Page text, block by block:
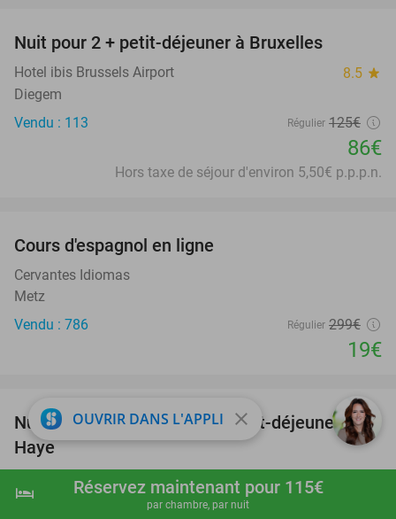
shopping_cart Réserver maintenant
hotel Réservez maintenant pour 115€
par chambre, par nuit
Nuit pour 2 + petit-déjeuner à Bruxelles
Hotel ibis Brussels Airport 8.5 star
Diegem
Vendu : 113
Régulier 125€
86€
Hors taxe de séjour d'environ 5,50€ p.p.p.n.
Cours d'espagnol en ligne
Cervantes Idiomas
Metz
Vendu : 786
Régulier 299€
19€
41%
Nuit pour 2 + croquettes et petit-déjeuner à La
Haye
Hotel Ibis Den Haag City Centre
Den Haag
OUVRIR DANS L'APPLI close